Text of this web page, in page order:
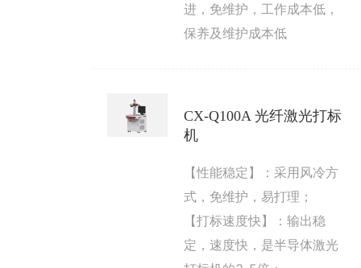
进，免维护，工作成本低，
保养及维护成本低
CX-Q100A 光纤激光打标
机
【性能稳定】：采用风冷方
式，免维护，易打理；
【打标速度快】：输出稳
定，速度快，是半导体激光